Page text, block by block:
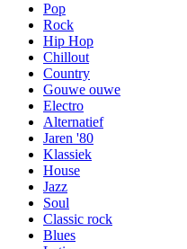
Pop
Rock
Hip Hop
Chillout
Country
Gouwe ouwe
Electro
Alternatief
Jaren '80
Klassiek
House
Jazz
Soul
Classic rock
Blues